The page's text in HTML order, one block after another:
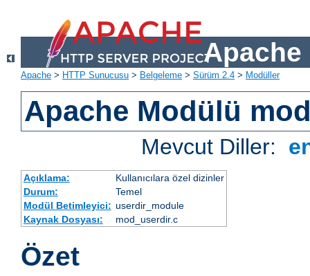
Apache
Apache > HTTP Sunucusu > Belgeleme > Sürüm 2.4 > Modüller
Apache Modülü
Mevcut Diller:
Açıklama:
Kullanıcılara özel dizinler
Durum:
Temel
Modül Betimleyici: userdir_module
Kaynak Dosyası:
mod_userdir.c
Özet